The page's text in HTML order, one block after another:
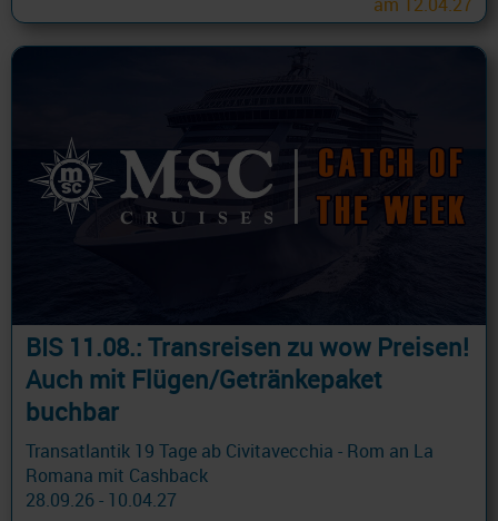
BIS 11.08.: Transreisen zu wow Preisen!
Auch mit Flügen/Getränkepaket
buchbar
Transatlantik 19 Tage ab Civitavecchia - Rom an La
Romana mit Cashback
28.09.26 - 10.04.27